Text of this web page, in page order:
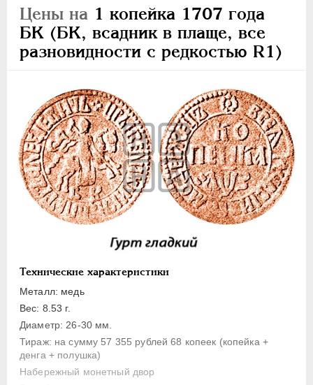
Цены на 1 копейка 1707 года
БК (БК, всадник в плаще, все
разновидности с редкостью R1)
Технические характеристики
Металл: медь
Вес: 8.53 г.
Диаметр: 26-30 мм.
Тираж: на сумму 57 355 рублей 68 копеек (копейка +
денга + полушка)
Набережный монетный двор
Серебро
Медь
5 копеек
Полушка
Полполушки
Пробные
Для Речи Посполитой
Монетовидные жетоны
ЕКАТЕРИНА I 1725-1727
1727-1729
АННА ИОАННОВНА 1730-1740
ИОАНН АНТОНОВИЧ
ЕЛИЗАВЕТА
ПЕТР III 1762-1762
ЕКАТЕРИНА II 1762-1796
ПАВЕЛ I
1796-1801